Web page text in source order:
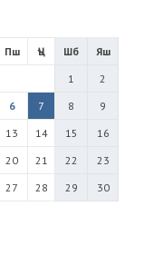
Пш Ҷъ Шб
Яш
1
2
6 7 8
9
13 14 15
16
20 21 22
23
27 28 29
30